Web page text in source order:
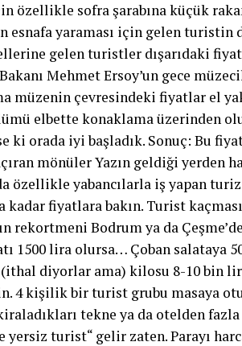
özellikle sofra şarabına küçük
yaraması için gelen turistin
gelen turistler dışarıdaki
Mehmet Ersoy’un gece
müzenin çevresindeki fiyatlar el
elbette konaklama üzerinden
orada iyi başladık. Sonuç: Bu
mönüler Yazın geldiği yerden
özellikle yabancılarla iş yapan
kadar fiyatlara bakın. Turist
rekortmeni Bodrum ya da
1500 lira olursa… Çoban salataya
diyorlar ama) kilosu 8-10 bin
4 kişilik bir turist grubu masaya
tekne ya da otelden
turist“ gelir zaten. Parayı